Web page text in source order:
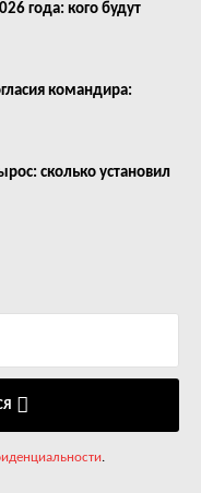
года: кого будут
командира:
сколько установил
.